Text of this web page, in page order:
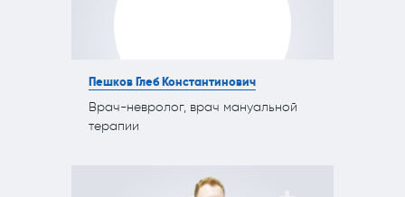
Онкология
Эндокринология
Пешков Глеб Константинович
Врач-невролог, врач мануальной
терапии